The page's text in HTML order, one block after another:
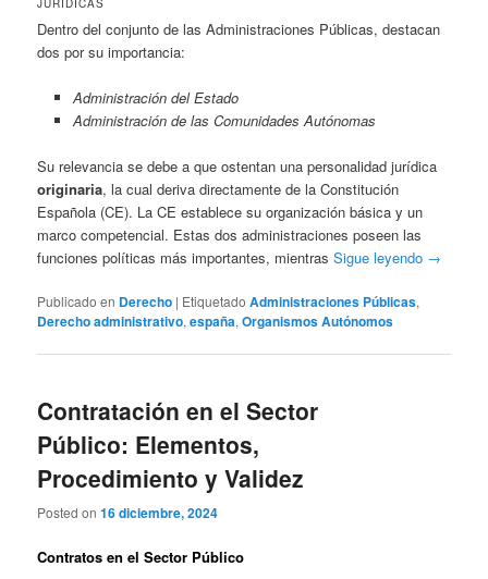
Dentro del conjunto de las Administraciones Públicas, destacan
dos por su importancia:
Administración del Estado
Administración de las Comunidades Autónomas
Su relevancia se debe a que ostentan una personalidad jurídica
originaria, la cual deriva directamente de la Constitución
Española (CE). La CE establece su organización básica y un
marco competencial. Estas dos administraciones poseen las
funciones políticas más importantes, mientrasSigue leyendo →
Publicado en Derecho | Etiquetado Administraciones Públicas,
Derecho administrativo,españa,Organismos Autónomos
Contratación en el Sector
Público: Elementos,
Procedimiento y Validez
Posted on16 diciembre, 2024
Contratos en el Sector Público